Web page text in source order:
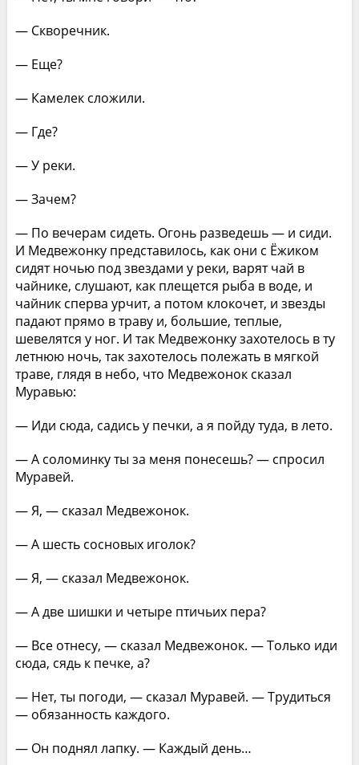
— Скворечник.
— Еще?
— Камелек сложили.
— Где?
— У реки.
— Зачем?
— По вечерам сидеть. Огонь разведешь — и сиди.
И Медвежонку представилось, как они с Ёжиком
сидят ночью под звездами у реки, варят чай в
чайнике, слушают, как плещется рыба в воде, и
чайник сперва урчит, а потом клокочет, и звезды
падают прямо в траву и, большие, теплые,
шевелятся у ног. И так Медвежонку захотелось в ту
летнюю ночь, так захотелось полежать в мягкой
траве, глядя в небо, что Медвежонок сказал
Муравью:
— Иди сюда, садись у печки, а я пойду туда, в лето.
— А соломинку ты за меня понесешь? — спросил
Муравей.
— Я, — сказал Медвежонок.
— А шесть сосновых иголок?
— Я, — сказал Медвежонок.
— А две шишки и четыре птичьих пера?
— Все отнесу, — сказал Медвежонок. — Только иди
сюда, сядь к печке, а?
— Нет, ты погоди, — сказал Муравей. — Трудиться
— обязанность каждого.
— Он поднял лапку. — Каждый день…